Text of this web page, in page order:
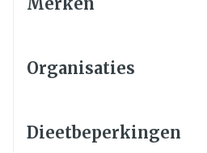
Organisaties
Dieetbeperkingen